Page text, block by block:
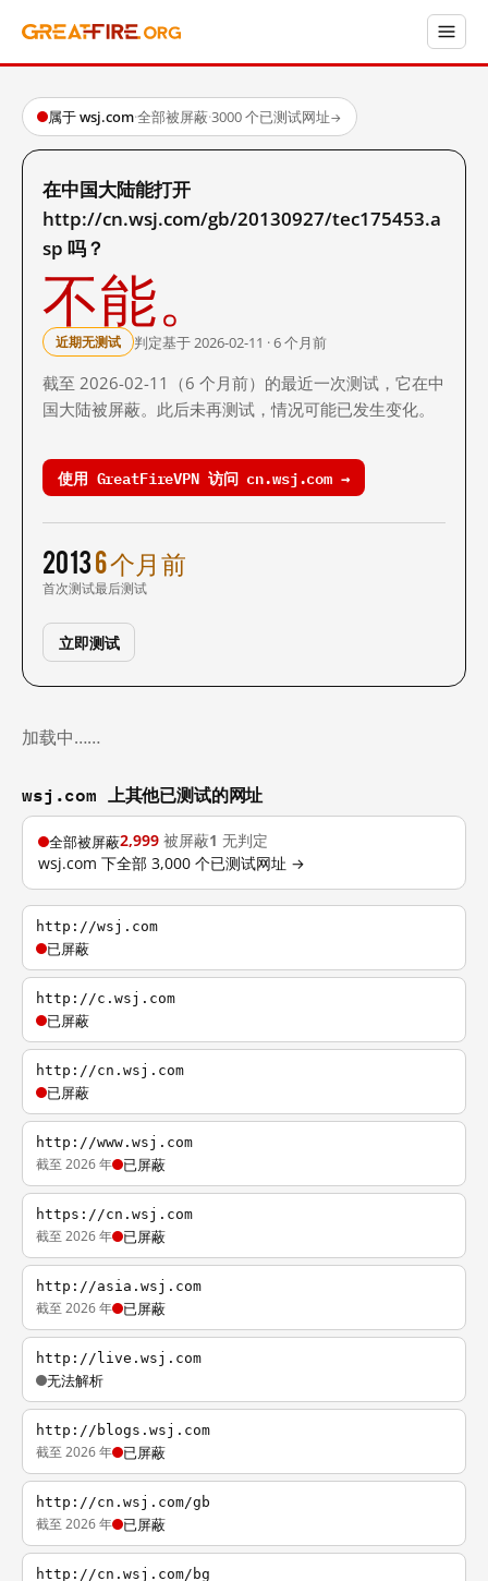
属于 wsj.com·全部被屏蔽·3000 个已测试网址→
在中国大陆能打开
http://cn.wsj.com/gb/20130927/tec175453.a
sp 吗？
不能。
近期无测试 判定基于 2026-02-11 · 6 个月前
截至 2026-02-11（6 个月前）的最近一次测试，它在中
国大陆被屏蔽。此后未再测试，情况可能已发生变化。
使用 GreatFireVPN 访问 cn.wsj.com →
2013
首次测试
6 个月前
最后测试
立即测试
加载中……
wsj.com 上其他已测试的网址
全部被屏蔽2,999 被屏蔽1 无判定
wsj.com 下全部 3,000 个已测试网址 →
http://wsj.com
已屏蔽
http://c.wsj.com
已屏蔽
http://cn.wsj.com
已屏蔽
http://www.wsj.com
截至 2026 年 已屏蔽
https://cn.wsj.com
截至 2026 年 已屏蔽
http://asia.wsj.com
截至 2026 年 已屏蔽
http://live.wsj.com
无法解析
http://blogs.wsj.com
截至 2026 年 已屏蔽
http://cn.wsj.com/gb
截至 2026 年 已屏蔽
http://cn.wsj.com/bg